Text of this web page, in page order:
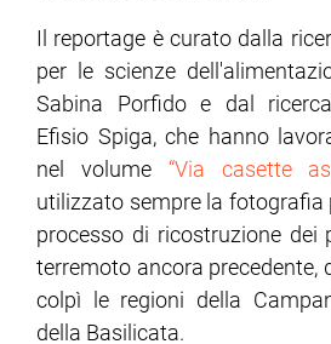
Il reportage è curato dalla
per le scienze
Sabina Porfido e dal
Efisio Spiga, che hanno
nel volume “Via casette
utilizzato sempre la fotografia
processo di ricostruzione dei
terremoto ancora precedente,
colpì le regioni della
della Basilicata.